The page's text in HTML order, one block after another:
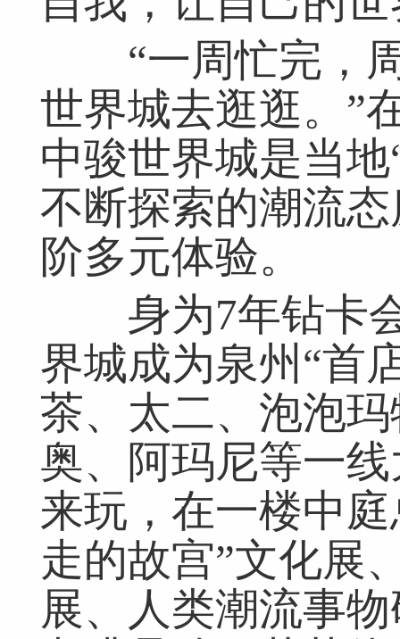
“一周忙完，周
世界城去逛逛。”
中骏世界城是当
不断探索的潮流
阶多元体验。
身为7年钻卡会
界城成为泉州“首
茶、太二、泡泡
奥、阿玛尼等一
来玩，在一楼中
走的故宫”文化展
展、人类潮流事